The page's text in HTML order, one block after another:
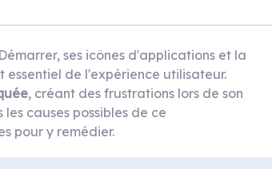
ses icônes d'applications et la
essentiel de l'expérience utilisateur.
, créant des frustrations lors de son
causes possibles de ce
pour y remédier.